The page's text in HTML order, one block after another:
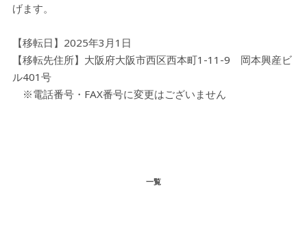
げます。
【移転日】2025年3月1日
【移転先住所】大阪府大阪市西区西本町1-11-9 岡本興産ビ
ル401号
※電話番号・FAX番号に変更はございません
一覧